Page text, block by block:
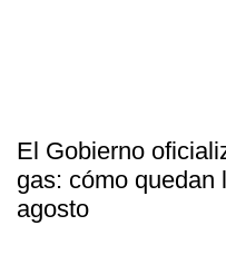
El Gobierno
gas: cómo quedan
agosto